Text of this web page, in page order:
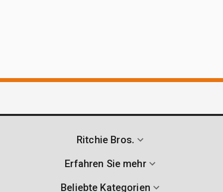
Ritchie Bros.
Erfahren Sie mehr
Beliebte Kategorien